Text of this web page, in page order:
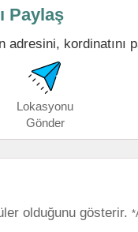
Paylaş
adresini, kordinatını
Lokasyonu
Gönder
olduğunu gösterir.